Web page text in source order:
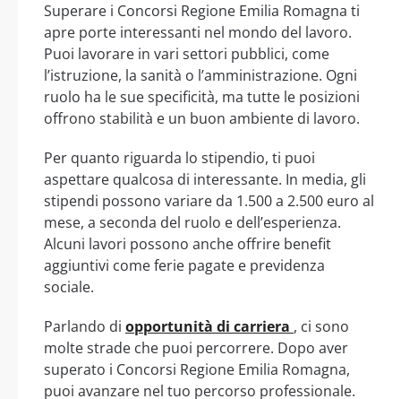
Superare i Concorsi Regione Emilia Romagna ti
apre porte interessanti nel mondo del lavoro.
Puoi lavorare in vari settori pubblici, come
l’istruzione, la sanità o l’amministrazione. Ogni
ruolo ha le sue specificità, ma tutte le posizioni
offrono stabilità e un buon ambiente di lavoro.
Per quanto riguarda lo stipendio, ti puoi
aspettare qualcosa di interessante. In media, gli
stipendi possono variare da 1.500 a 2.500 euro al
mese, a seconda del ruolo e dell’esperienza.
Alcuni lavori possono anche offrire benefit
aggiuntivi come ferie pagate e previdenza
sociale.
Parlando di opportunità di carriera , ci sono
molte strade che puoi percorrere. Dopo aver
superato i Concorsi Regione Emilia Romagna,
puoi avanzare nel tuo percorso professionale.